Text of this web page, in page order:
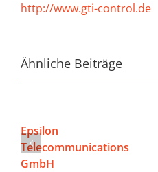
http://www.gti-control.de
Ähnliche Beiträge
Epsilon
Telecommunications
GmbH